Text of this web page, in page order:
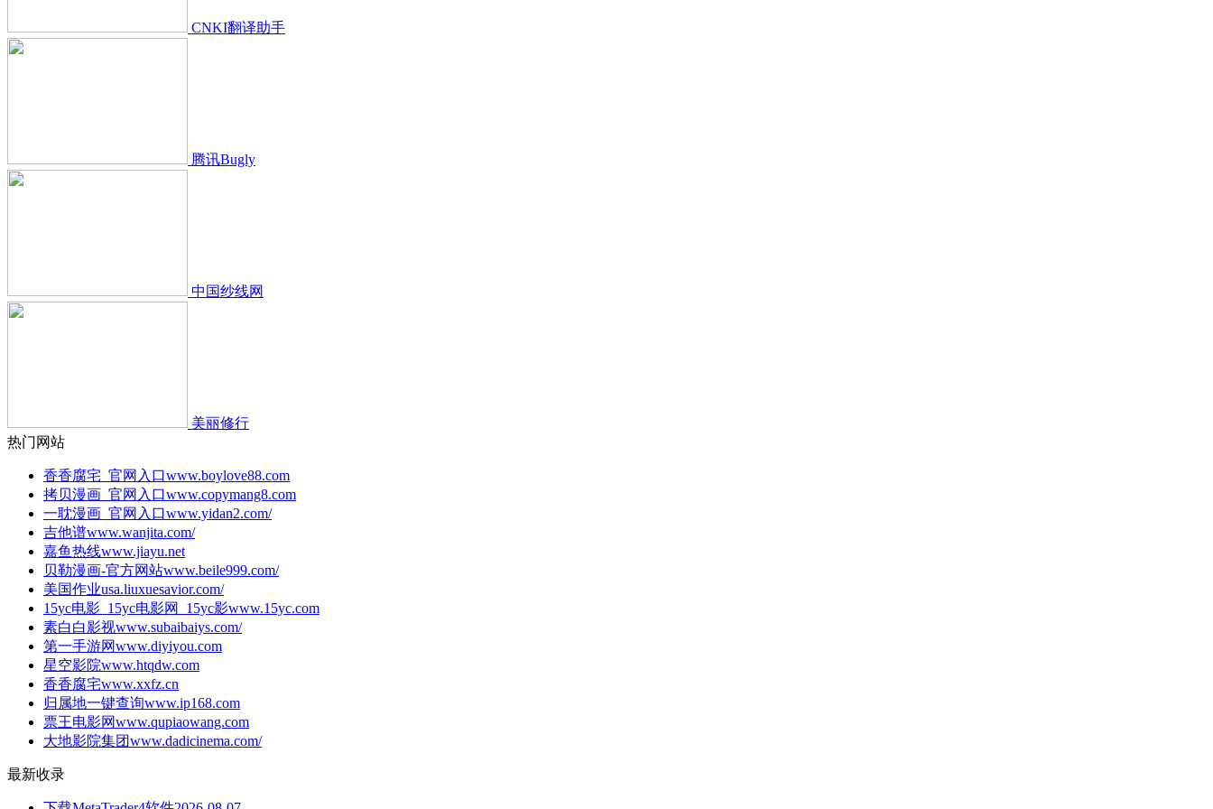
CNKI翻译助手
腾讯Bugly
中国纱线网
美丽修行
热门网站
香香腐宅_官网入口www.boylove88.com
拷贝漫画_官网入口www.copymang8.com
一耽漫画_官网入口www.yidan2.com/
吉他谱www.wanjita.com/
嘉鱼热线www.jiayu.net
贝勒漫画-官方网站www.beile999.com/
美国作业usa.liuxuesavior.com/
15yc电影_15yc电影网_15yc影www.15yc.com
素白白影视www.subaibaiys.com/
第一手游网www.diyiyou.com
星空影院www.htqdw.com
香香腐宅www.xxfz.cn
归属地一键查询www.ip168.com
票王电影网www.qupiaowang.com
大地影院集团www.dadicinema.com/
最新收录